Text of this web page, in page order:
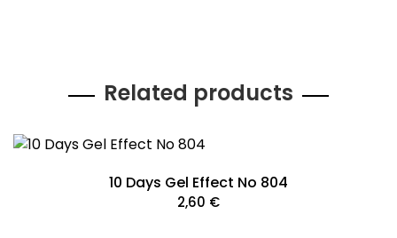
Related products
10 Days Gel Effect No 804
2,60 €